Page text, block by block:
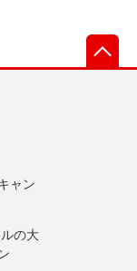
ャン
の大